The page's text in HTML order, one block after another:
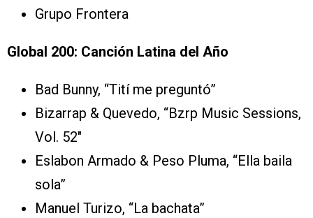
Grupo Frontera
Global 200: Canción Latina del Año
Bad Bunny, “Tití me preguntó”
Bizarrap & Quevedo, “Bzrp Music Sessions,
Vol. 52″
Eslabon Armado & Peso Pluma, “Ella baila
sola”
Manuel Turizo, “La bachata”